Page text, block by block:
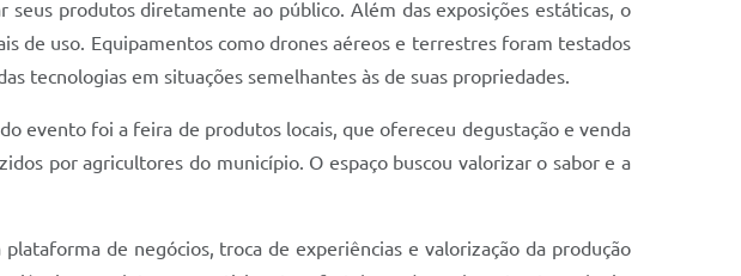
produtos diretamente ao público. Além das exposições estáticas, o
de uso. Equipamentos como drones aéreos e terrestres foram testados
tecnologias em situações semelhantes às de suas propriedades.
evento foi a feira de produtos locais, que ofereceu degustação e venda
por agricultores do município. O espaço buscou valorizar o sabor e a
de negócios, troca de experiências e valorização da produção